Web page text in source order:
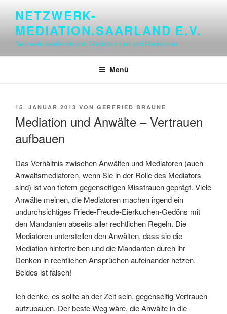
springen
NETZWERK-
MEDIATION.SAARLAND E.V.
Netzwerk saarländischer Mediatorinnen und Mediatoren
Menü
VERÖFFENTLICHT
15. JANUAR 2013 VON GERFRIED BRAUNE
Mediation und Anwälte – Vertrauen
aufbauen
Das Verhältnis zwischen Anwälten und Mediatoren (auch
Anwaltsmediatoren, wenn Sie in der Rolle des Mediators
sind) ist von tiefem gegenseitigen Misstrauen geprägt. Viele
Anwälte meinen, die Mediatoren machen irgend ein
undurchsichtiges Friede-Freude-Eierkuchen-Gedöns mit
den Mandanten abseits aller rechtlichen Regeln. Die
Mediatoren unterstellen den Anwälten, dass sie die
Mediation hintertreiben und die Mandanten durch ihr
Denken in rechtlichen Ansprüchen aufeinander hetzen.
Beides ist falsch!
Ich denke, es sollte an der Zeit sein, gegenseitig Vertrauen
aufzubauen. Der beste Weg wäre, die Anwälte in die